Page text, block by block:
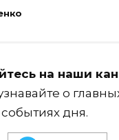
на наши
о
дня.